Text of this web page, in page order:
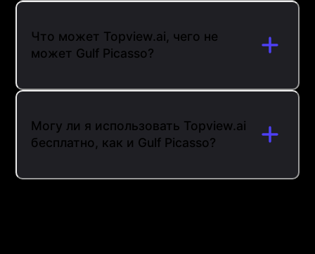
Что может Topview.ai, чего не
может Gulf Picasso?
Могу ли я использовать Topview.ai
бесплатно, как и Gulf Picasso?